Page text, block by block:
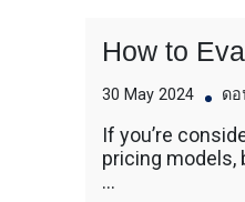
วู๊ดชิป ตักแร่ ตัก
รถพ่วงดั๊มพ์ จำห
CAT 950 รถตัก
ตัก Hitachi ZW
แบ็คโฮ Komatsu
แบ็คโฮ Kobelco
How to
30 May 2024 ด
If you’re
pricing models,
…